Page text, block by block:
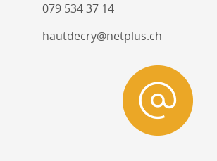
079 534 37 14
hautdecry@netplus.ch